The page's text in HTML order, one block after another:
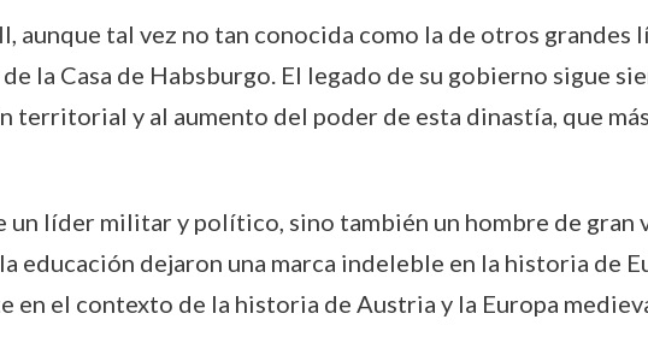
aunque tal vez no tan conocida como la de otros
la Casa de Habsburgo. El legado de su gobierno sigue
territorial y al aumento del poder de esta dinastía, que
líder militar y político, sino también un hombre de gran
educación dejaron una marca indeleble en la historia de
en el contexto de la historia de Austria y la Europa